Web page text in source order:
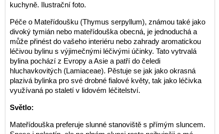
kuchyně. Ilustrační foto.
Péče o Mateřídoušku (Thymus serpyllum), známou také jako
divoký tymián nebo mateřídouška obecná, je jednoduchá a
může přinést do vašeho interiéru nebo zahrady aromatickou
léčivou bylinu s výjimečnými léčivými účinky. Tato vytrvalá
bylina pochází z Evropy a Asie a patří do čeledi
hluchavkovitých (Lamiaceae). Pěstuje se jak jako okrasná
plazivá bylinka pro své drobné fialové květy, tak jako léčivka
využívaná po staletí v lidovém léčitelství.
Světlo:
Mateřídouška preferuje slunné stanoviště s přímým sluncem.